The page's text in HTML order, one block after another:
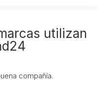
utilizan
compañía.